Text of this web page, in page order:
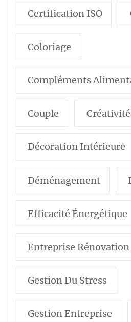
Certification ISO
Coloriage
Compléments
Couple Créativité
Décoration Intérieure
Déménagement
Efficacité Énergétique
Entreprise
Gestion Du Stress
Gestion Entreprise